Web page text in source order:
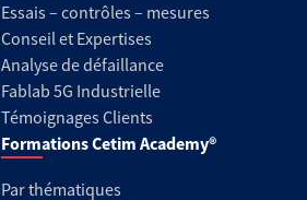
Essais – contrôles – mesures
Conseil et Expertises
Analyse de défaillance
Fablab 5G Industrielle
Témoignages Clients
Formations Cetim Academy®
Par thématiques